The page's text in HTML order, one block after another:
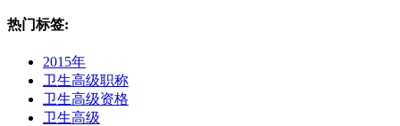
热门标签:
2015年
卫生高级职称
卫生高级资格
卫生高级